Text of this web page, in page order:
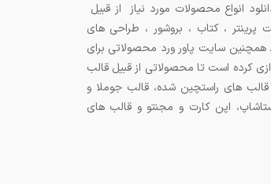
انواع محصولات مورد نیاز از قبیل
پرینتر ، کتاب ، بروشور ، طراحی های
همچنین سایت پاور ورد محصولاتی برای
کرده است تا محصولاتی از قبیل قالب
های راستچین شده، قالب جوملا و
اپن کارت و مجنتو و قالب های